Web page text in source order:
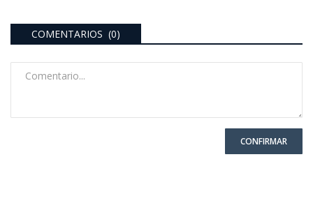
COMENTARIOS (0)
CONFIRMAR